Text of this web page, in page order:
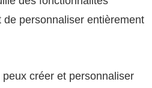
personnaliser entièrement
peux créer et personnaliser